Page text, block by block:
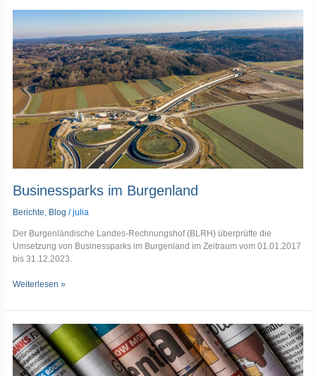
Businessparks im Burgenland
Berichte, Blog /julia
Der Burgenländische Landes-Rechnungshof (BLRH) überprüfte die
Umsetzung von Businessparks im Burgenland im Zeitraum vom 01.01.2017
bis 31.12.2023.
Businessparks
Burgenland
Weiterlesen »
Öffentlichkeitsarbeit
des
Landes
Burgenland